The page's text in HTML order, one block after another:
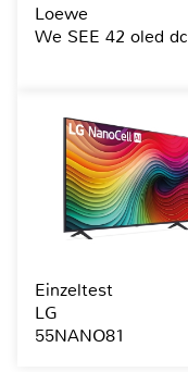
Loewe
We SEE 42 oled dc
Einzeltest
LG
55NANO81